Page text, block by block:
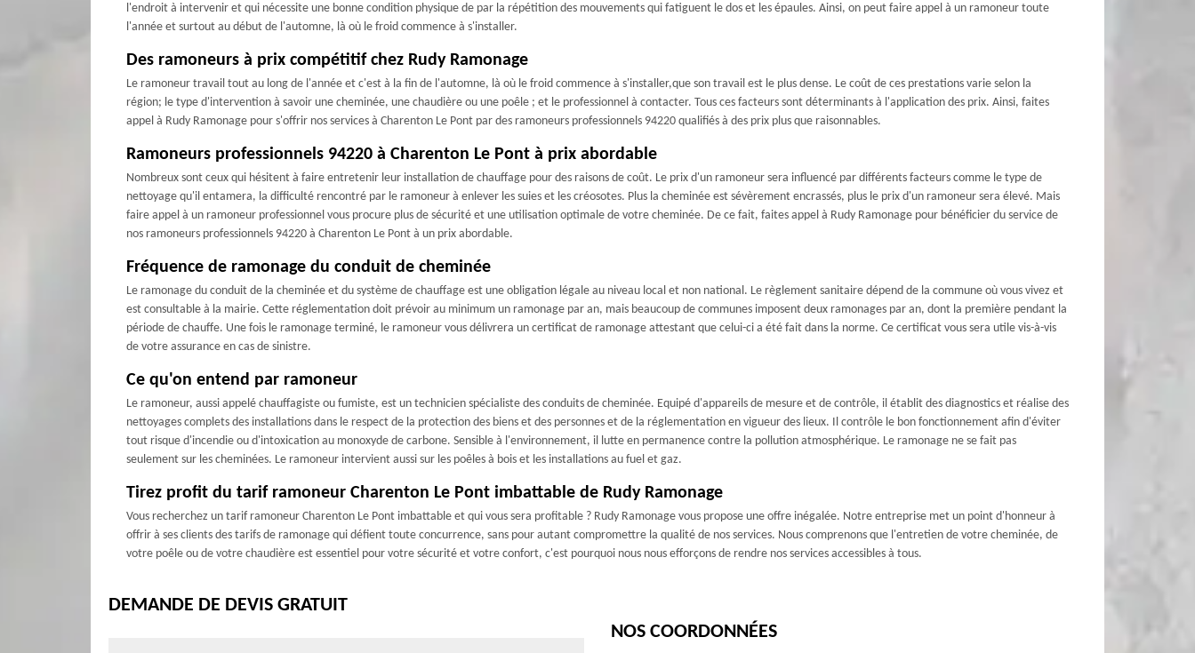
l'endroit à intervenir et qui nécessite une bonne condition physique de par la répétition des mouvements qui fatiguent le dos et les épaules. Ainsi, on peut faire appel à un ramoneur toute
l'année et surtout au début de l'automne, là où le froid commence à s'installer.
Des ramoneurs à prix compétitif chez Rudy Ramonage
Le ramoneur travail tout au long de l'année et c'est à la fin de l'automne, là où le froid commence à s'installer,que son travail est le plus dense. Le coût de ces prestations varie selon la
région; le type d'intervention à savoir une cheminée, une chaudière ou une poêle ; et le professionnel à contacter. Tous ces facteurs sont déterminants à l'application des prix. Ainsi, faites
appel à Rudy Ramonage pour s'offrir nos services à Charenton Le Pont par des ramoneurs professionnels 94220 qualifiés à des prix plus que raisonnables.
Ramoneurs professionnels 94220 à Charenton Le Pont à prix abordable
Nombreux sont ceux qui hésitent à faire entretenir leur installation de chauffage pour des raisons de coût. Le prix d'un ramoneur sera influencé par différents facteurs comme le type de
nettoyage qu'il entamera, la difficulté rencontré par le ramoneur à enlever les suies et les créosotes. Plus la cheminée est sévèrement encrassés, plus le prix d'un ramoneur sera élevé. Mais
faire appel à un ramoneur professionnel vous procure plus de sécurité et une utilisation optimale de votre cheminée. De ce fait, faites appel à Rudy Ramonage pour bénéficier du service de
nos ramoneurs professionnels 94220 à Charenton Le Pont à un prix abordable.
Fréquence de ramonage du conduit de cheminée
Le ramonage du conduit de la cheminée et du système de chauffage est une obligation légale au niveau local et non national. Le règlement sanitaire dépend de la commune où vous vivez et
est consultable à la mairie. Cette réglementation doit prévoir au minimum un ramonage par an, mais beaucoup de communes imposent deux ramonages par an, dont la première pendant la
période de chauffe. Une fois le ramonage terminé, le ramoneur vous délivrera un certificat de ramonage attestant que celui-ci a été fait dans la norme. Ce certificat vous sera utile vis-à-vis
de votre assurance en cas de sinistre.
Ce qu'on entend par ramoneur
Le ramoneur, aussi appelé chauffagiste ou fumiste, est un technicien spécialiste des conduits de cheminée. Equipé d'appareils de mesure et de contrôle, il établit des diagnostics et réalise des
nettoyages complets des installations dans le respect de la protection des biens et des personnes et de la réglementation en vigueur des lieux. Il contrôle le bon fonctionnement afin d'éviter
tout risque d'incendie ou d'intoxication au monoxyde de carbone. Sensible à l'environnement, il lutte en permanence contre la pollution atmosphérique. Le ramonage ne se fait pas
seulement sur les cheminées. Le ramoneur intervient aussi sur les poêles à bois et les installations au fuel et gaz.
Tirez profit du tarif ramoneur Charenton Le Pont imbattable de Rudy Ramonage
Vous recherchez un tarif ramoneur Charenton Le Pont imbattable et qui vous sera profitable ? Rudy Ramonage vous propose une offre inégalée. Notre entreprise met un point d'honneur à
offrir à ses clients des tarifs de ramonage qui défient toute concurrence, sans pour autant compromettre la qualité de nos services. Nous comprenons que l'entretien de votre cheminée, de
votre poêle ou de votre chaudière est essentiel pour votre sécurité et votre confort, c'est pourquoi nous nous efforçons de rendre nos services accessibles à tous.
DEMANDE DE DEVIS GRATUIT
NOS COORDONNÉES